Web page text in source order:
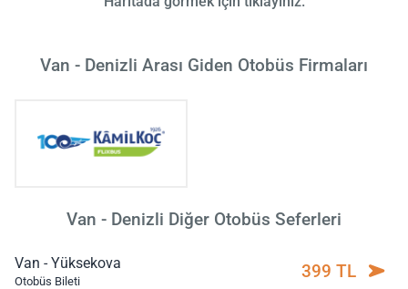
Van - Denizli Arası Giden Otobüs Firmaları
Van - Denizli Diğer Otobüs Seferleri
Van - Yüksekova
Otobüs Bileti 399 TL